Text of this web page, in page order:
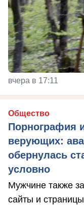
вчера в 17:11
Общество
Порнография
верующих:
обернулась
условно
Мужчине также
сайты и